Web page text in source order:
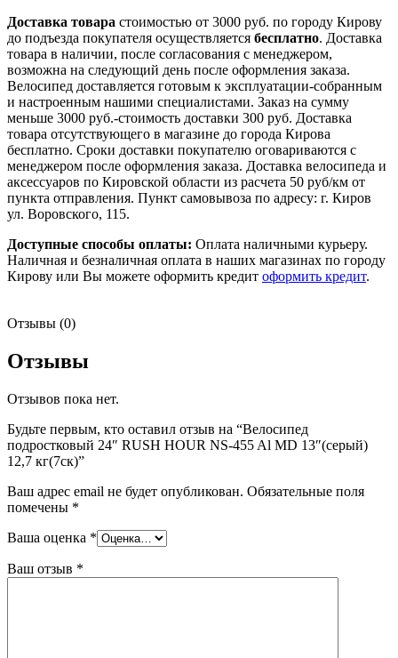
Доставка товара стоимостью от 3000 руб. по городу Кирову
до подъезда покупателя осуществляется бесплатно. Доставка
товара в наличии, после согласования с менеджером,
возможна на следующий день после оформления заказа.
Велосипед доставляется готовым к эксплуатации-собранным
и настроенным нашими специалистами. Заказ на сумму
меньше 3000 руб.-стоимость доставки 300 руб. Доставка
товара отсутствующего в магазине до города Кирова
бесплатно. Сроки доставки покупателю оговариваются с
менеджером после оформления заказа. Доставка велосипеда и
аксессуаров по Кировской области из расчета 50 руб/км от
пункта отправления. Пункт самовывоза по адресу: г. Киров
ул. Воровского, 115.
Доступные способы оплаты: Оплата наличными курьеру.
Наличная и безналичная оплата в наших магазинах по городу
Кирову или Вы можете оформить кредит оформить кредит.
Отзывы (0)
Отзывы
Отзывов пока нет.
Будьте первым, кто оставил отзыв на “Велосипед
подростковый 24″ RUSH HOUR NS-455 Al MD 13″(серый)
12,7 кг(7ск)”
Ваш адрес email не будет опубликован. Обязательные поля
помечены *
Ваша оценка *
Ваш отзыв *